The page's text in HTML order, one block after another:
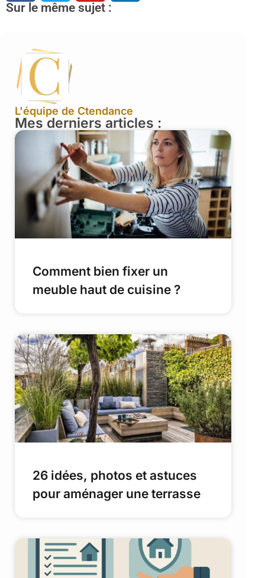
Sur le même sujet :
L'équipe de Ctendance
Mes derniers articles :
Comment bien fixer un
meuble haut de cuisine ?
26 idées, photos et astuces
pour aménager une terrasse